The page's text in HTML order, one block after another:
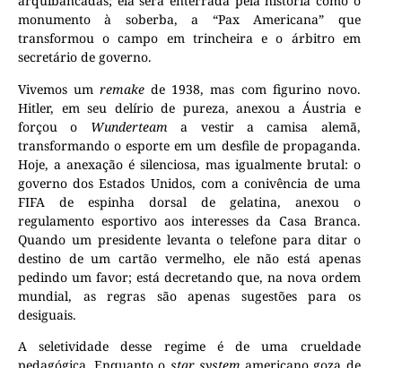
monumento à soberba, a “Pax Americana” que
transformou o campo em trincheira e o árbitro em
secretário de governo.
Vivemos umremake de 1938, mas com figurino novo.
Hitler, em seu delírio de pureza, anexou a Áustria e
forçou o Wunderteam a vestir a camisa alemã,
transformando o esporte em um desfile de propaganda.
Hoje, a anexação é silenciosa, mas igualmente brutal: o
governo dos Estados Unidos, com a conivência de uma
FIFA de espinha dorsal de gelatina, anexou o
regulamento esportivo aos interesses da Casa Branca.
Quando um presidente levanta o telefone para ditar o
destino de um cartão vermelho, ele não está apenas
pedindo um favor; está decretando que, na nova ordem
mundial, as regras são apenas sugestões para os
desiguais.
A seletividade desse regime é de uma crueldade